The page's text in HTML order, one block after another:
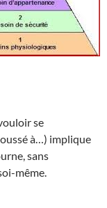
se
à…) implique
sans
même.